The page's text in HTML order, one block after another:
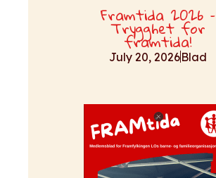
Framtida 2026 –
Trygghet for
framtida!
July 20, 2026Blad